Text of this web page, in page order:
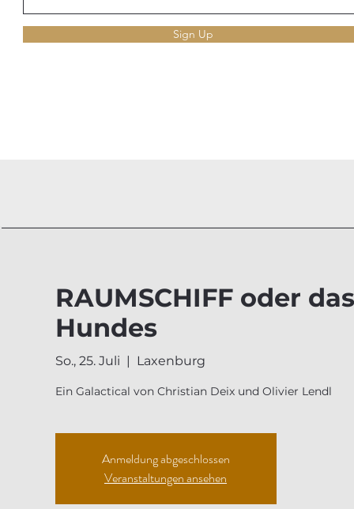
Sign Up
RAUMSCHIFF oder
Hundes
So., 25. Juli
  |
Laxenburg
Ein Galactical von Christian Deix und Olivier Lendl
Anmeldung abgeschlossen
Veranstaltungen ansehen